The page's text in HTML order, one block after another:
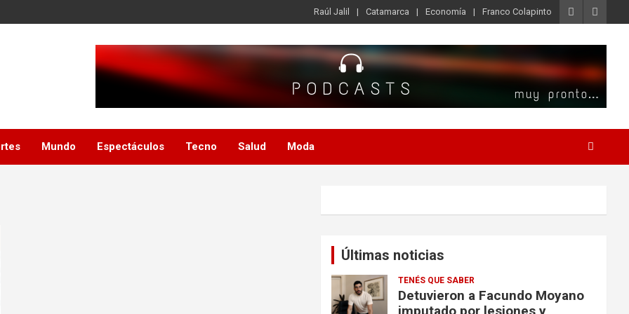
Raúl Jalil Catamarca Economía Franco Colapinto
Mundo Espectáculos Tecno Salud Moda
Últimas noticias
TENÉS QUE SABER
Detuvieron a Facundo Moyano